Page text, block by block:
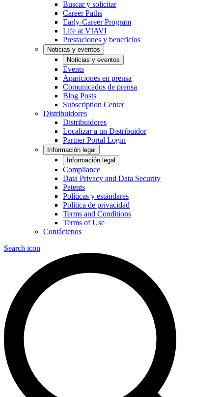
Buscar y solicitar
Career Paths
Early-Career Program
Life at VIAVI
Prestaciones y beneficios
Noticias y eventos
Noticias y eventos
Events
Apariciones en prensa
Comunicados de prensa
Blog Posts
Subscription Center
Distribuidores
Distribuidores
Localizar a un Distribuidor
Partner Portal Login
Información legal
Información legal
Compliance
Data Privacy and Data Security
Patents
Políticas y estándares
Política de privacidad
Terms and Conditions
Terms of Use
Contáctenos
Search icon